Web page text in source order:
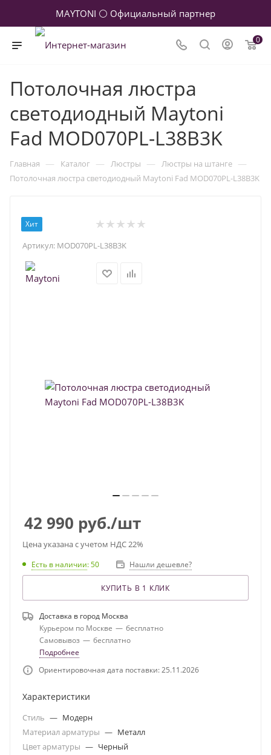
MAYTONI ⚪ Официальный партнер
0
Потолочная люстра
светодиодный Maytoni
Fad MOD070PL-L38B3K
Главная — Каталог — Люстры — Люстры на штанге —
Потолочная люстра светодиодный Maytoni Fad MOD070PL-L38B3K
Хит
Артикул: MOD070PL-L38B3K
42 990 руб./шт
Цена указана с учетом НДС 22%
Есть в наличии: 50 Нашли дешевле?
КУПИТЬ В 1 КЛИК
Доставка в город Москва
Курьером по Москве — бесплатно
Самовывоз — бесплатно
Подробнее
Ориентировочная дата поставки: 25.11.2026
Характеристики
Стиль — Модерн
Материал арматуры — Металл
Цвет арматуры — Черный